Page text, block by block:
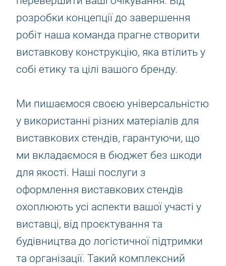
розробки концепції до завершення
робіт наша команда прагне створити
виставкову конструкцію, яка втілить у
собі етику та цілі вашого бренду.
Ми пишаємося своєю універсальністю
у використанні різних матеріалів для
виставкових стендів, гарантуючи, що
ми вкладаємося в бюджет без шкоди
для якості. Наші послуги з
оформлення виставкових стендів
охоплюють усі аспекти вашої участі у
виставці, від проєктування та
будівництва до логістичної підтримки
та організації. Такий комплексний